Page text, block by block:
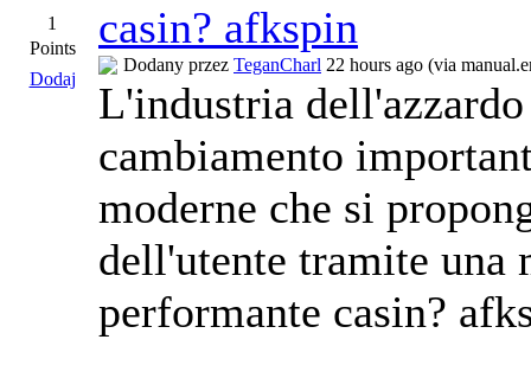
1
Points
Dodaj
casin? afkspin
Dodany przez TeganCharl 22 hours ago (via
L'industria
cambiamento
moderne che si
dell'utente tramite una
performante casin?